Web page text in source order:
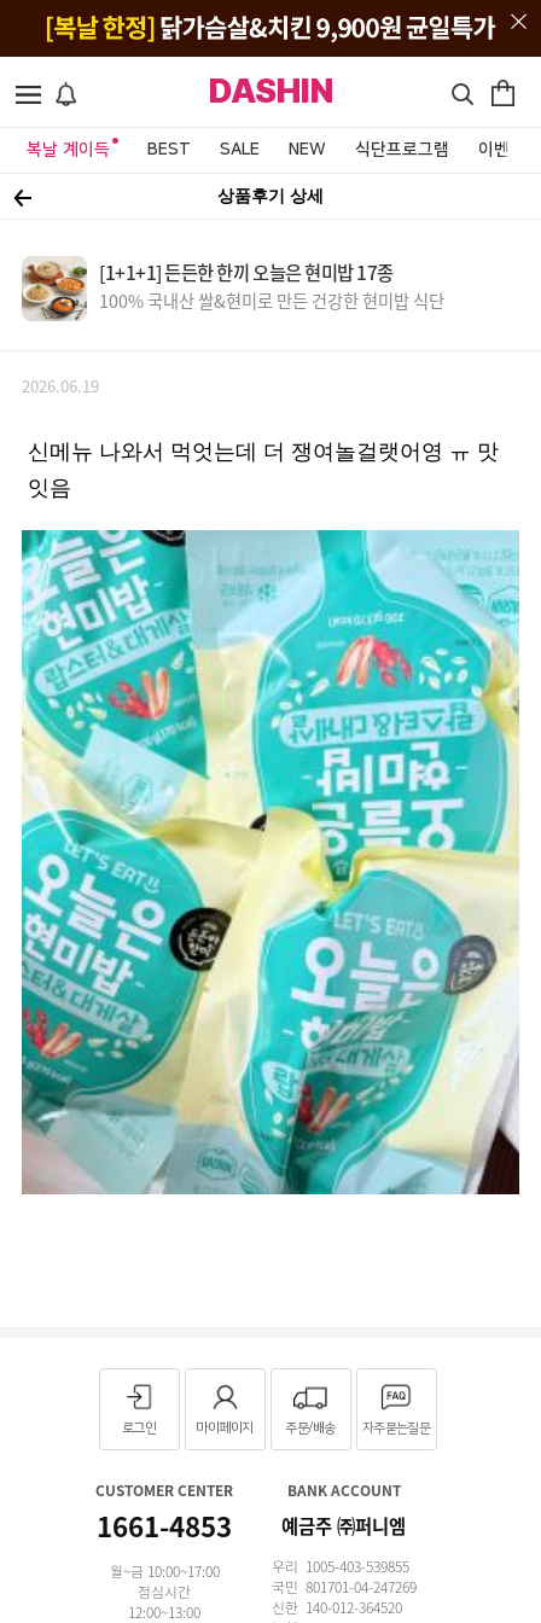
DASHIN
복날 계이득 BEST SALE NEW 식단프로그램 이벤트&
상품후기 상세
[1+1+1] 든든한 한끼 오늘은 현미밥 17종
100% 국내산 쌀&현미로 만든 건강한 현미밥 식단
2026.06.19
신메뉴 나와서 먹엇는데 더 쟁여놀걸랫어영 ㅠ 맛
잇음
로그인 마이페이지 주문/배송 자주묻는질문
CUSTOMER CENTER
1661-4853
월~금 10:00~17:00
점심시간
12:00~13:00
BANK ACCOUNT
예금주 ㈜퍼니엠
우리 1005-403-539855
국민 801701-04-247269
신한 140-012-364520